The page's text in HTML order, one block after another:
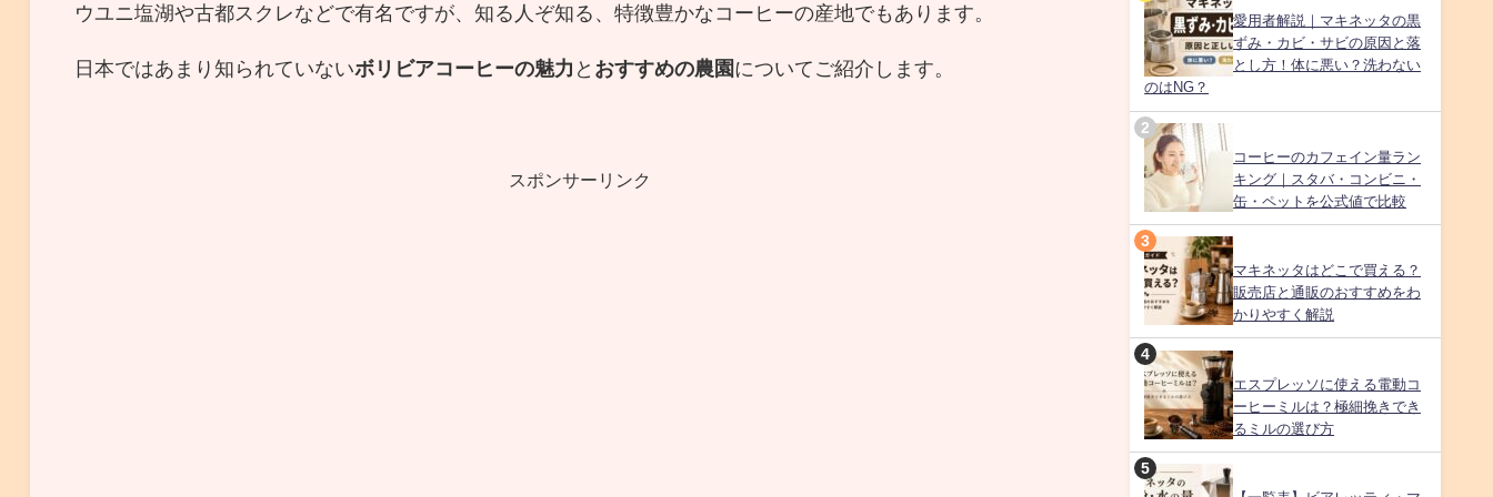
ウユニ塩湖や古都スクレなどで有名ですが、知る人ぞ知る、特徴豊かなコーヒーの産地でもあります。
日本ではあまり知られていないボリビアコーヒーの魅力 と おすすめの農園についてご紹介します。
スポンサーリンク
愛用者解説｜マキネッタの黒
ずみ・カビ・サビの原因と落
とし方！体に悪い？洗わない
のはNG？
コーヒーのカフェイン量ラン
キング｜スタバ・コンビニ・
缶・ペットを公式値で比較
マキネッタはどこで買える？
販売店と通販のおすすめをわ
かりやすく解説
エスプレッソに使える電動コ
ーヒーミルは？極細挽きでき
るミルの選び方